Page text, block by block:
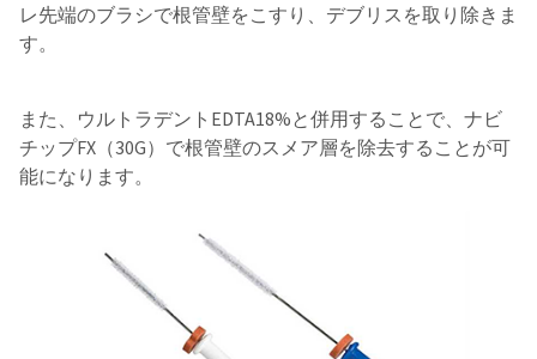
レ先端のブラシで根管壁をこすり、デブリスを取り除きま
す。
また、ウルトラデントEDTA18%と併用することで、ナビ
チップFX（30G）で根管壁のスメア層を除去することが可
能になります。